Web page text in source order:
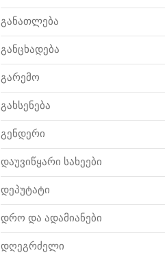
განათლება
განცხადება
გარემო
გახსენება
გენდერი
დაუვიწყარი სახეები
დეპუტატი
დრო და ადამიანები
დღეგრძელი